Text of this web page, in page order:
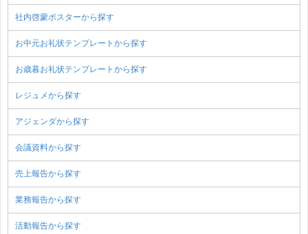
社内啓蒙ポスターから探す
お中元お礼状テンプレートから探す
お歳暮お礼状テンプレートから探す
レジュメから探す
アジェンダから探す
会議資料から探す
売上報告から探す
業務報告から探す
活動報告から探す